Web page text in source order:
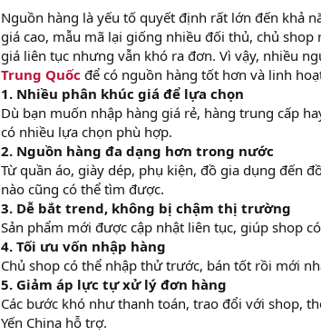
Nguồn hàng là yếu tố quyết định rất lớn đến khả
giá cao, mẫu mã lại giống nhiều đối thủ, chủ
giá liên tục nhưng vẫn khó ra đơn. Vì vậy, nhiều
Trung Quốc để có nguồn hàng tốt hơn và linh
1. Nhiều phân khúc giá để lựa chọn
Dù bạn muốn nhập hàng giá rẻ, hàng trung cấp
có nhiều lựa chọn phù hợp.
2. Nguồn hàng đa dạng hơn trong nước
Từ quần áo, giày dép, phụ kiện, đồ gia dụng đến
nào cũng có thể tìm được.
3. Dễ bắt trend, không bị chậm thị trường
Sản phẩm mới được cập nhật liên tục, giúp shop
4. Tối ưu vốn nhập hàng
Chủ shop có thể nhập thử trước, bán tốt rồi mới
5. Giảm áp lực tự xử lý đơn hàng
Các bước khó như thanh toán, trao đổi với shop,
Yến China hỗ trợ.